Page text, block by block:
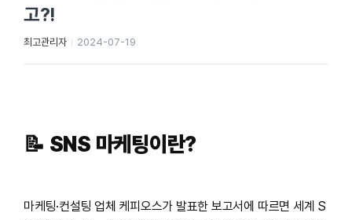
고?!
최고관리자 2024-07-19
📝 SNS 마케팅이란?
마케팅·컨설팅 업체 케피오스가 발표한 보고서에 따르면 세계 S